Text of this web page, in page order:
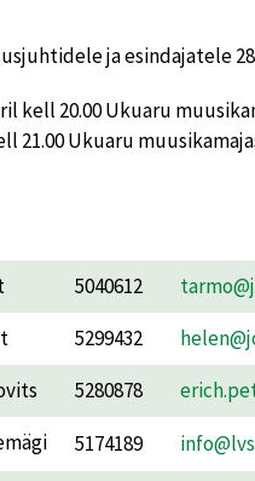
ja esindajatele
kell 20.00 Ukuaru
21.00 Ukuaru
5040612
5299432
5280878
5174189